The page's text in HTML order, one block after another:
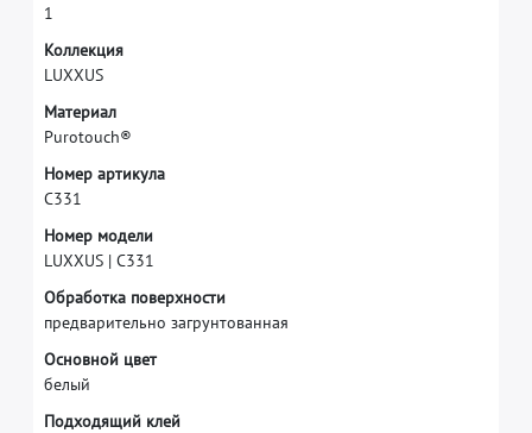
1
Коллекция
LUXXUS
Материал
Purotouch®
Номер артикула
C331
Номер модели
LUXXUS | C331
Обработка поверхности
предварительно загрунтованная
Основной цвет
белый
Подходящий клей